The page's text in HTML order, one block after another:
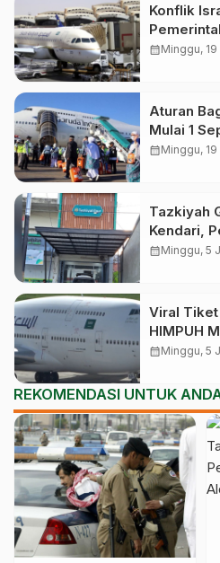
Konflik
Umrah
calendar_monthMinggu,
Aturan
Mulai 1
Ekonomi
calendar_monthMinggu,
Tazkiyah
Kendari,
Khusus
calendar_monthMinggu, 5
Viral Tiket
HIMPUH
Penipuan
calendar_monthMinggu, 5
REKOMENDASI UNTUK